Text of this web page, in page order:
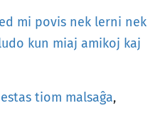
mi povis nek lerni nek
kun miaj amikoj kaj
estas tiom malsaĝa,